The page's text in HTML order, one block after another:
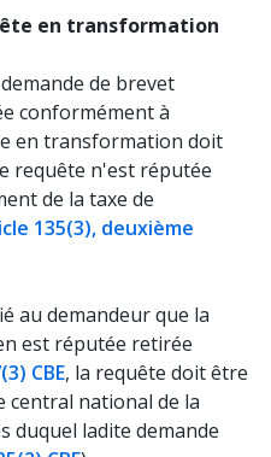
en transformation
de brevet
conformément à
en transformation doit
requête n'est réputée
de la taxe de
135(3), deuxième
au demandeur que la
est réputée retirée
CBE, la requête doit être
central national de la
duquel ladite demande